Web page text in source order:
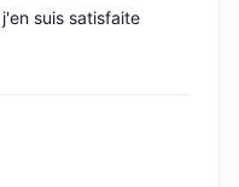
suis satisfaite